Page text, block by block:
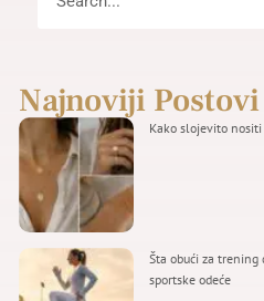
Najnoviji Postovi
Kako slojevito
Šta obući za trening
sportske odeće